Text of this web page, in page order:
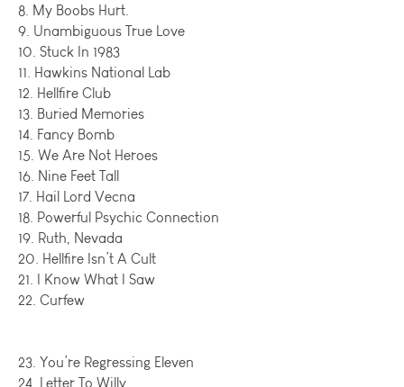
8. My Boobs Hurt.
9. Unambiguous True Love
10. Stuck In 1983
11. Hawkins National Lab
12. Hellfire Club
13. Buried Memories
14. Fancy Bomb
15. We Are Not Heroes
16. Nine Feet Tall
17. Hail Lord Vecna
18. Powerful Psychic Connection
19. Ruth, Nevada
20. Hellfire Isn’t A Cult
21. I Know What I Saw
22. Curfew
23. You’re Regressing Eleven
24. Letter To Willy